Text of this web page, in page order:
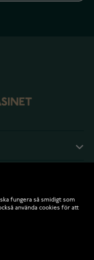
fungera så smidigt som
använda cookies för att